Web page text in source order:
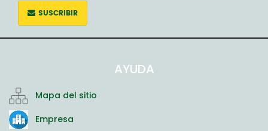
SUSCRIBIR
AYUDA
Mapa del sitio
Empresa